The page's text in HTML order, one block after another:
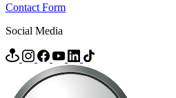
Contact Form
Social Media